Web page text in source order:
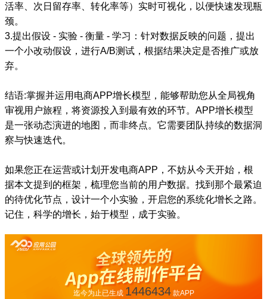
活率、次日留存率、转化率等）实时可视化，以便快速发现瓶
颈。
3.提出假设 - 实验 - 衡量 - 学习：针对数据反映的问题，提出
一个小改动假设，进行A/B测试，根据结果决定是否推广或放
弃。
结语:掌握并运用电商APP增长模型，能够帮助您从全局视角
审视用户旅程，将资源投入到最有效的环节。APP增长模型
是一张动态演进的地图，而非终点。它需要团队持续的数据洞
察与快速迭代。
如果您正在运营或计划开发电商APP，不妨从今天开始，根
据本文提到的框架，梳理您当前的用户数据。找到那个最紧迫
的待优化节点，设计一个小实验，开启您的系统化增长之路。
记住，科学的增长，始于模型，成于实验。
迄今为止已生成 1446434款APP